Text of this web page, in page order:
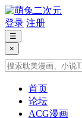
登录 注册
☰
×
首页
论坛
ACG漫画